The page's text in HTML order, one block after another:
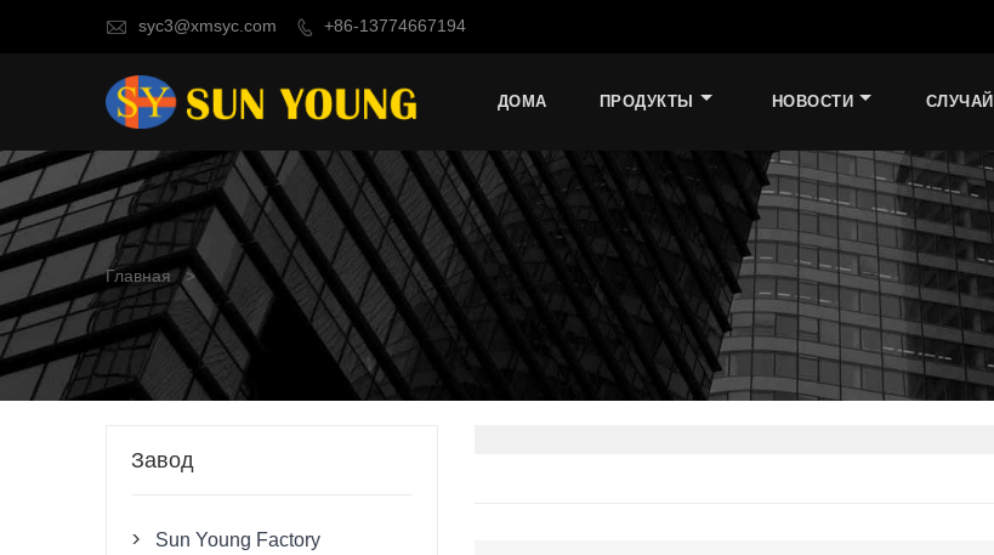
 syc3@xmsyc.com  +86-13774667194
ДОМА ПРОДУКТЫ НОВОСТИ СЛУЧАЙ
Главная >
Завод
 Sun Young Factory